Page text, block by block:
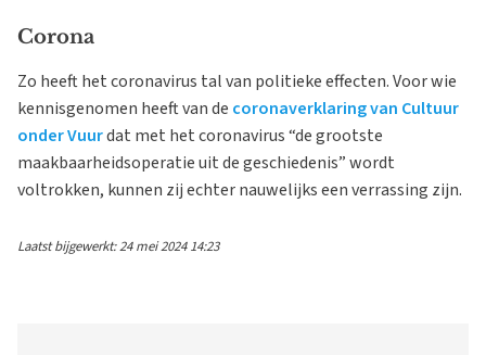
Corona
Zo heeft het coronavirus tal van politieke effecten. Voor wie
kennisgenomen heeft van de coronaverklaring van Cultuur
onder Vuurdat met het coronavirus “de grootste
maakbaarheidsoperatie uit de geschiedenis” wordt
voltrokken, kunnen zij echter nauwelijks een verrassing zijn.
Laatst bijgewerkt: 24 mei 2024 14:23